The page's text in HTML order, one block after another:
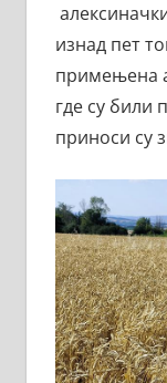
изнад пет
примењена
где су били
приноси су